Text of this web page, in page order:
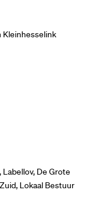
Kleinhesselink
De Grote
Lokaal Bestuur